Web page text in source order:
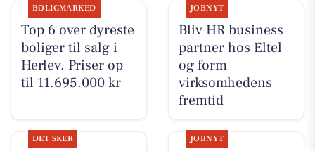
BOLIGMARKED
Top 6 over dyreste
boliger til salg i
Herlev. Priser op
til 11.695.000 kr
JOBNYT
Bliv HR business
partner hos Eltel
og form
virksomhedens
fremtid
DET SKER JOBNYT